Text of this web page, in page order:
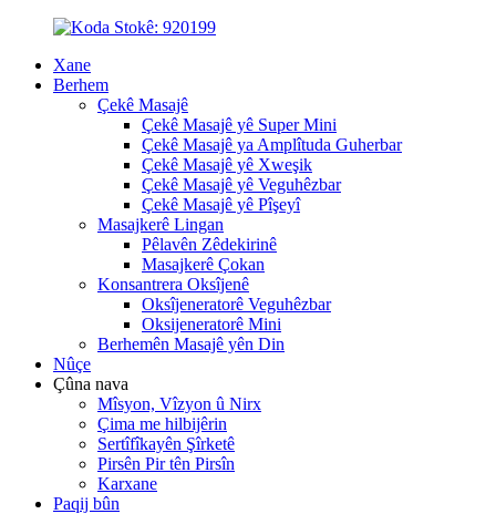
Xane
Berhem
Çekê Masajê
Çekê Masajê yê Super Mini
Çekê Masajê ya Amplîtuda Guherbar
Çekê Masajê yê Xweşik
Çekê Masajê yê Veguhêzbar
Çekê Masajê yê Pîşeyî
Masajkerê Lingan
Pêlavên Zêdekirinê
Masajkerê Çokan
Konsantrera Oksîjenê
Oksîjeneratorê Veguhêzbar
Oksijeneratorê Mini
Berhemên Masajê yên Din
Nûçe
Çûna nava
Mîsyon, Vîzyon û Nirx
Çima me hilbijêrin
Sertîfîkayên Şîrketê
Pirsên Pir tên Pirsîn
Karxane
Paqij bûn